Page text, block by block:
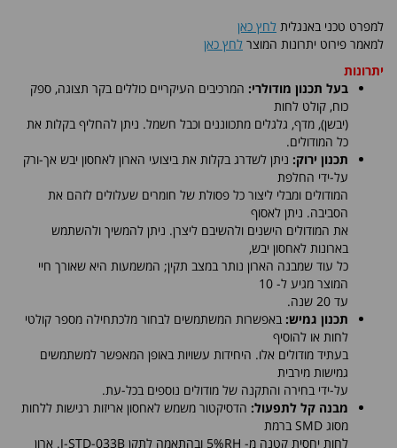
למפרט טכני באנגלית לחץ כאן
למאמר פירוט יתרונות המוצר לחץ כאן
יתרונות
בעל תכנון מודולרי: המרכיבים העיקריים כוללים בקר תצוגה, ספק
כוח, קולט לחות
(יבשן), מדף, גלגלים מתכווננים וכבל חשמל. ניתן להחליף בקלות את
כל המודולים.
תכנון ירוק: ניתן לשדרג בקלות את ביצועי הארון לאחסון יבש אך-ורק
על-ידי החלפת
המודולים ומבלי ליצור כל פסולת של חומרים שעלולים לזהם את
הסביבה. ניתן לאסוף
את המודולים הישנים ולהשיבם ליצרן. ניתן להמשיך ולהשתמש
בארונות לאחסון יבש,
כל עוד שמבנה הארון נותר במצב תקין; המשמעות היא שאורך חיי
המוצר מגיע ל- 10
עד 20 שנה.
תכנון גמיש: באפשרות המשתמשים לבחור מלכתחילה מספר קולטי
לחות או להוסיף
בעתיד מודולים אלו. היחידות עשויות באופן המאפשר למשתמשים
גמישות מירבית
על-ידי בחירה והתקנה של מודולים נוספים בכל-עת.
מבנה קל לתפעול: הדסיקטור משמש לאחסון אריזות רגישות ללחות
מסוג SMD ברמת
לחות יחסית קטנה מ- 5%RH ובהתאמה לתקן J-STD-033B. ארון